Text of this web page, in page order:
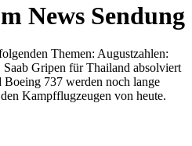
News Sendung
Themen: Augustzahlen:
Gripen für Thailand absolviert
737 werden noch lange
Kampfflugzeugen von heute.